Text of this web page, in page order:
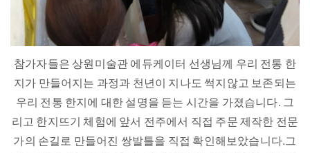
참가자들은 상원미술관 에듀케이터 선생님께 우리 전통 한
지가 만들어지는 과정과 천년이 지나도 썩지않고 보존되는
우리 전통 한지에 대한 설명을 듣는 시간을 가졌습니다. 그
리고 한지뜨기 체험에 앞서 전주에서 직접 주문 제작한 전문
가의 손길로 만들어진 쌍발틀을 직접 확인해보았습니다.그